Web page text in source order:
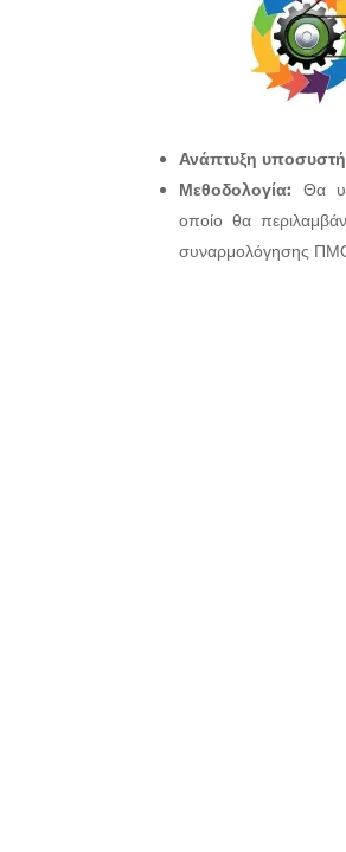
Ανάπτυξη
Μεθοδολογία: Θα
οποίο θα
συναρμολόγησης